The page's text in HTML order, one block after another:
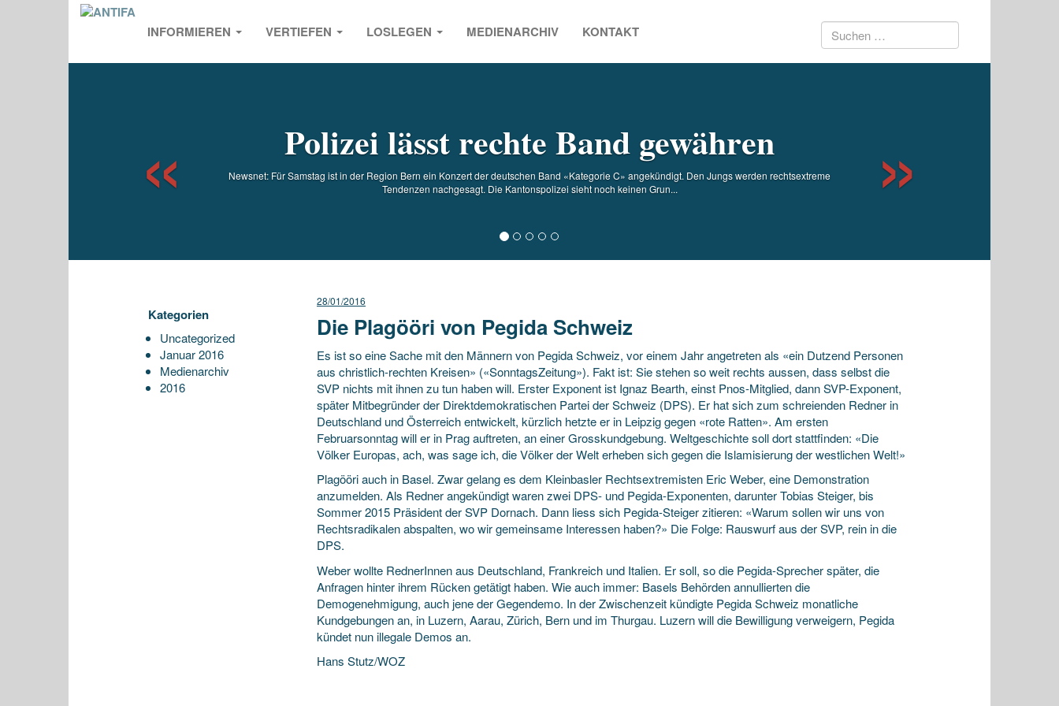
INFORMIEREN VERTIEFEN LOSLEGEN MEDIENARCHIV KONTAKT Suchen
Polizei lässt rechte Band gewähren
Newsnet: Für Samstag ist in der Region Bern ein Konzert der deutschen Band «Kategorie C» angekündigt. Den Jungs werden rechtsextreme
Tendenzen nachgesagt. Die Kantonspolizei sieht noch keinen Grun...
Kategorien
Uncategorized
Januar 2016
Medienarchiv
2016
28/01/2016
Die Plagööri von Pegida Schweiz
Es ist so eine Sache mit den Männern von Pegida Schweiz, vor einem Jahr angetreten als «ein Dutzend Personen
aus christlich-rechten Kreisen» («SonntagsZeitung»). Fakt ist: Sie stehen so weit rechts aussen, dass selbst die
SVP nichts mit ihnen zu tun haben will. Erster Exponent ist Ignaz Bearth, einst Pnos-Mitglied, dann SVP-Exponent,
später Mitbegründer der Direktdemokratischen Partei der Schweiz (DPS). Er hat sich zum schreienden Redner in
Deutschland und Österreich entwickelt, kürzlich hetzte er in Leipzig gegen «rote Ratten». Am ersten
Februarsonntag will er in Prag auftreten, an einer Grosskundgebung. Weltgeschichte soll dort stattfinden: «Die
Völker Europas, ach, was sage ich, die Völker der Welt erheben sich gegen die Islamisierung der westlichen Welt!»
Plagööri auch in Basel. Zwar gelang es dem Kleinbasler Rechtsextremisten Eric Weber, eine Demonstration
anzumelden. Als Redner angekündigt waren zwei DPS- und Pegida-Exponenten, darunter Tobias Steiger, bis
Sommer 2015 Präsident der SVP Dornach. Dann liess sich Pegida-Steiger zitieren: «Warum sollen wir uns von
Rechtsradikalen abspalten, wo wir gemeinsame Interessen haben?» Die Folge: Rauswurf aus der SVP, rein in die
DPS.
Weber wollte RednerInnen aus Deutschland, Frankreich und Italien. Er soll, so die Pegida-Sprecher später, die
Anfragen hinter ihrem Rücken getätigt haben. Wie auch immer: Basels Behörden annullierten die
Demogenehmigung, auch jene der Gegendemo. In der Zwischenzeit kündigte Pegida Schweiz monatliche
Kundgebungen an, in Luzern, Aarau, Zürich, Bern und im Thurgau. Luzern will die Bewilligung verweigern, Pegida
kündet nun illegale Demos an.
Hans Stutz/WOZ